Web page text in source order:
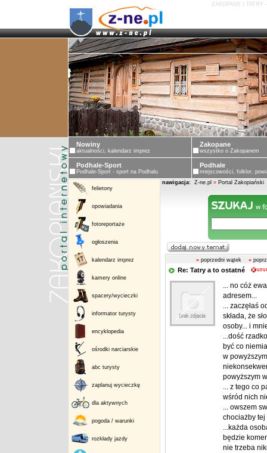
ZAKOPANE I TATRY
Nowiny
aktualności, kalendarz imprez
Zakopane
wszystko o Zakopanem
Podhale-Sport
Podhale-Sport - sport na Podhalu
Podhale
miejscowości, folklor,
felietony
opowiadania
fotoreportaże
ogłoszenia
kalendarz imprez
kamery online
spacery/wycieczki
informator turysty
encyklopedia
ośrodki narciarskie
abc turysty
zaplanuj wycieczkę
dla aktywnych
pogoda / warunki
rozkłady jazdy
nawigacja: Z-ne.pl » Portal Zakopiański
«poprzedni wątek «
Re: Tatry a to ostatné
... no cóż
adresem...
... zaczęłaś
składa, że
osoby... i
...dość
być co
w
powyższym
... z tego co
wśród nich
... owszem
chociażby tej
...każda
będzie
nie trzeba